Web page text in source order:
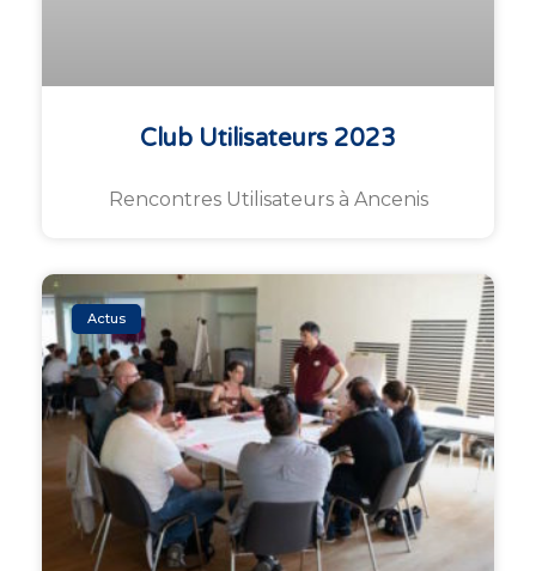
Club Utilisateurs 2023
Rencontres Utilisateurs à Ancenis
Actus